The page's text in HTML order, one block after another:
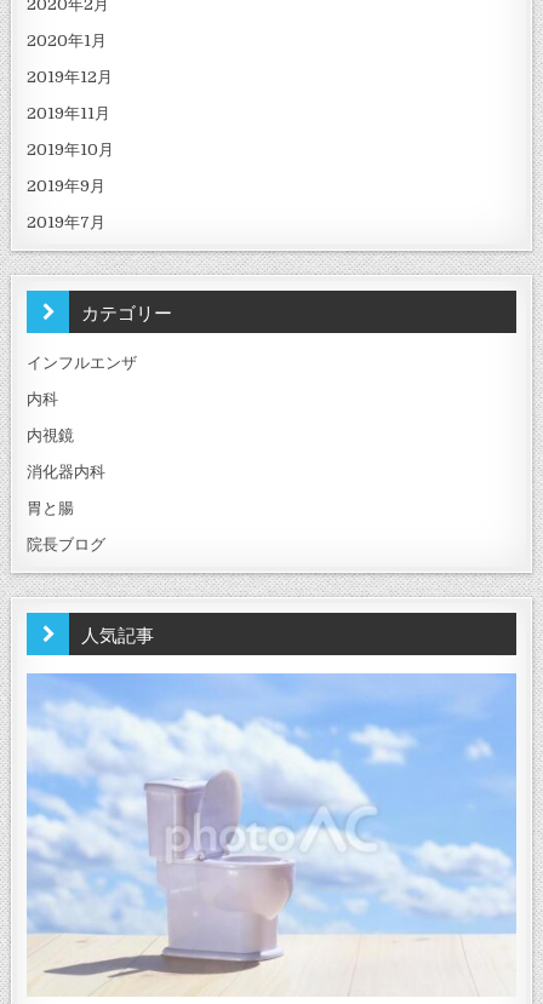
2020年2月
2020年1月
2019年12月
2019年11月
2019年10月
2019年9月
2019年7月
カテゴリー
インフルエンザ
内科
内視鏡
消化器内科
胃と腸
院長ブログ
人気記事